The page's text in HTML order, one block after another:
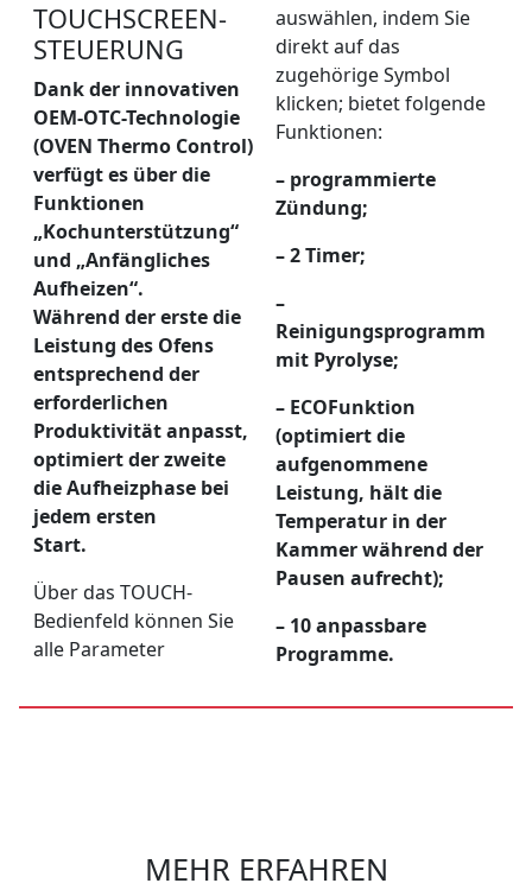
TOUCHSCREEN-
STEUERUNG
Dank der innovativen
OEM-OTC-Technologie
(OVEN Thermo Control)
verfügt es über die
Funktionen
„Kochunterstützung“
und „Anfängliches
Aufheizen“.
Während der erste die
Leistung des Ofens
entsprechend der
erforderlichen
Produktivität anpasst,
optimiert der zweite
die Aufheizphase bei
jedem ersten
Start.
Über das TOUCH-
Bedienfeld können Sie
alle Parameter
auswählen, indem Sie
direkt auf das
zugehörige Symbol
klicken; bietet folgende
Funktionen:
– programmierte
Zündung;
– 2 Timer;
–
Reinigungsprogramm
mit Pyrolyse;
– ECOFunktion
(optimiert die
aufgenommene
Leistung, hält die
Temperatur in der
Kammer während der
Pausen aufrecht);
– 10 anpassbare
Programme.
MEHR ERFAHREN